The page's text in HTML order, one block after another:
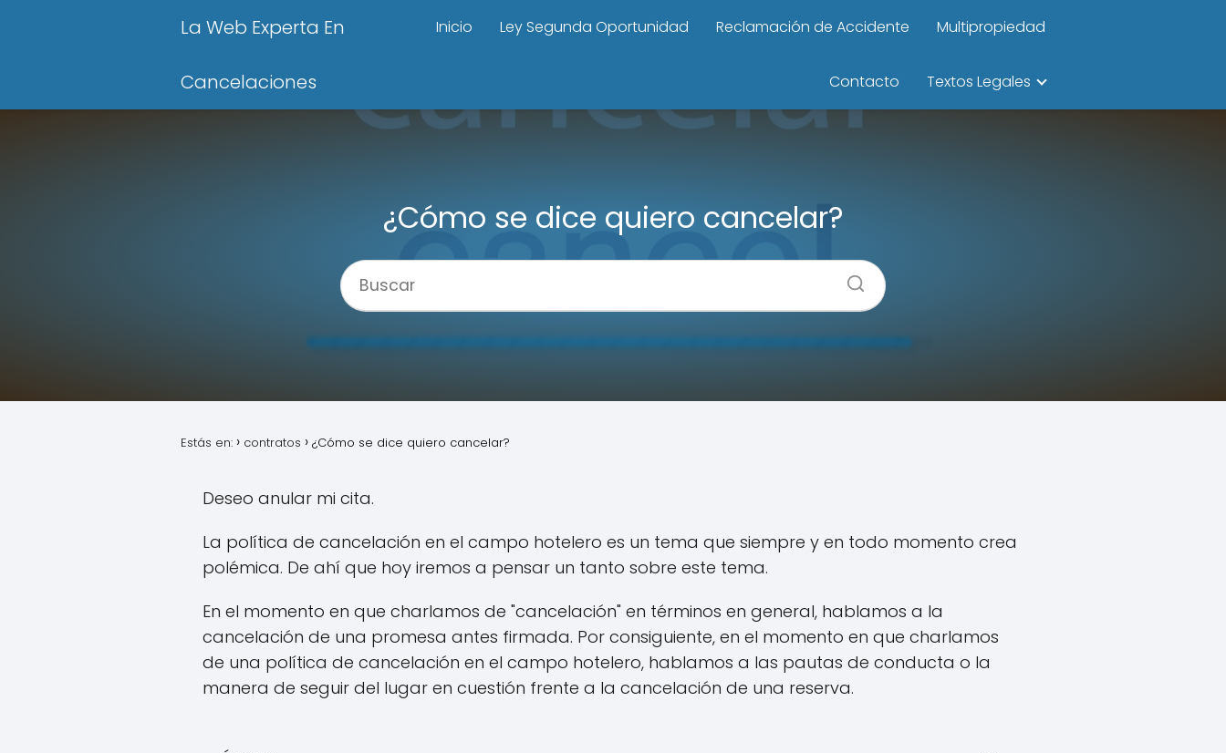
La Web Experta En
Cancelaciones
Inicio Ley Segunda Oportunidad Reclamación de Accidente Multipropiedad
Contacto Textos Legales
¿Cómo se dice quiero cancelar?
Estás en: contratos ¿Cómo se dice quiero cancelar?
Deseo anular mi cita.
La política de cancelación en el campo hotelero es un tema que siempre y en todo momento crea
polémica. De ahí que hoy iremos a pensar un tanto sobre este tema.
En el momento en que charlamos de "cancelación" en términos en general, hablamos a la
cancelación de una promesa antes firmada. Por consiguiente, en el momento en que charlamos
de una política de cancelación en el campo hotelero, hablamos a las pautas de conducta o la
manera de seguir del lugar en cuestión frente a la cancelación de una reserva.